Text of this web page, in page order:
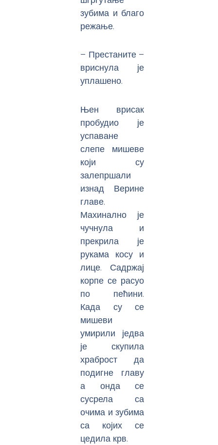
зубима и благо
режање.
– Престаните –
вриснула је
уплашено.
Њен врисак
пробудио је
успаване
слепе мишеве
који су
залепршали
изнад Верине
главе.
Махинално је
чучнула и
прекрила је
рукама косу и
лице. Садржај
корпе се расуо
по пећини.
Када су се
мишеви
умирили једва
је скупила
храброст да
подигне главу
а онда се
сусрела са
очима и зубима
са којих се
цедила крв.